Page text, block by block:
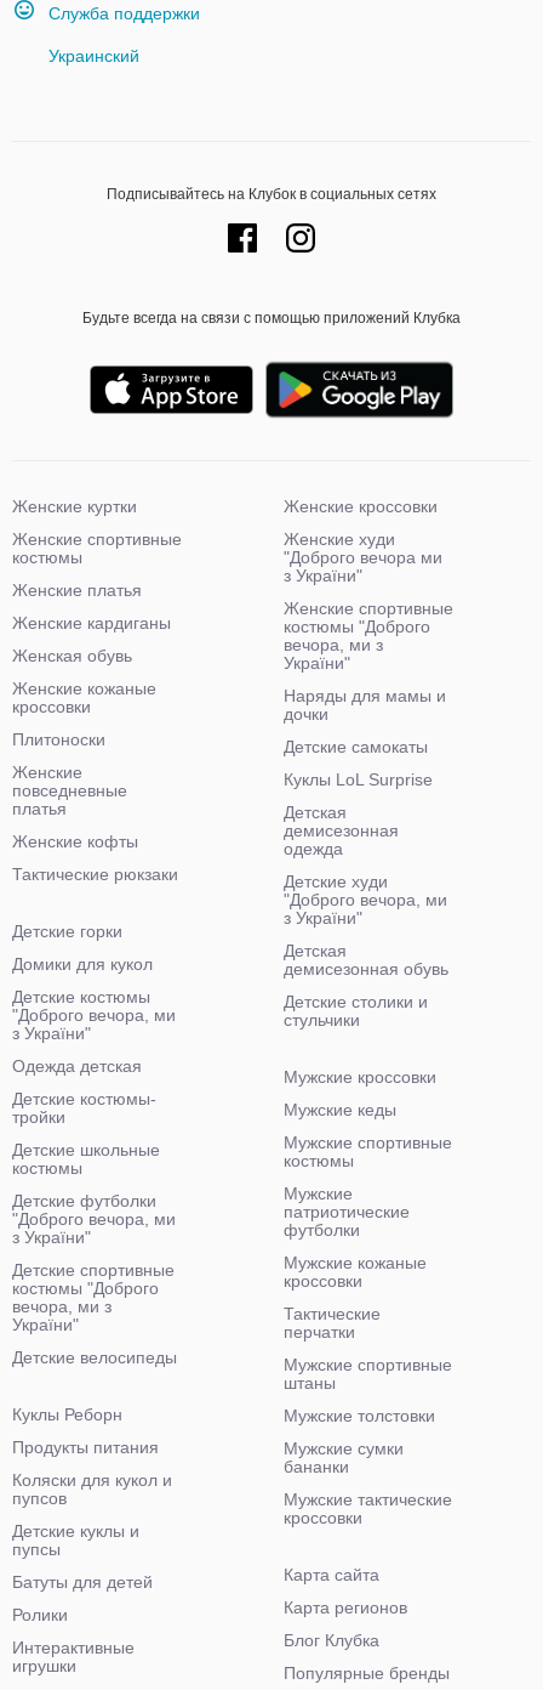
Служба поддержки
Украинский
Подписывайтесь на Клубок в социальных сетях
Будьте всегда на связи с помощью приложений Клубка
Женские куртки
Женские спортивные
костюмы
Женские платья
Женские кардиганы
Женская обувь
Женские кожаные
кроссовки
Плитоноски
Женские
повседневные
платья
Женские кофты
Тактические рюкзаки
Женские кроссовки
Женские худи
"Доброго вечора ми
з України"
Женские спортивные
костюмы "Доброго
вечора, ми з
України"
Наряды для мамы и
дочки
Детские самокаты
Куклы LoL Surprise
Детская
демисезонная
одежда
Детские худи
"Доброго вечора, ми
з України"
Детская
демисезонная обувь
Детские столики и
стульчики
Детские горки
Домики для кукол
Детские костюмы
"Доброго вечора, ми
з України"
Одежда детская
Детские костюмы-
тройки
Детские школьные
костюмы
Детские футболки
"Доброго вечора, ми
з України"
Детские спортивные
костюмы "Доброго
вечора, ми з
України"
Детские велосипеды
Мужские кроссовки
Мужские кеды
Мужские спортивные
костюмы
Мужские
патриотические
футболки
Мужские кожаные
кроссовки
Тактические
перчатки
Мужские спортивные
штаны
Мужские толстовки
Мужские сумки
бананки
Мужские тактические
кроссовки
Куклы Реборн
Продукты питания
Коляски для кукол и
пупсов
Детские куклы и
пупсы
Батуты для детей
Ролики
Интерактивные
игрушки
Карта сайта
Карта регионов
Блог Клубка
Популярные бренды